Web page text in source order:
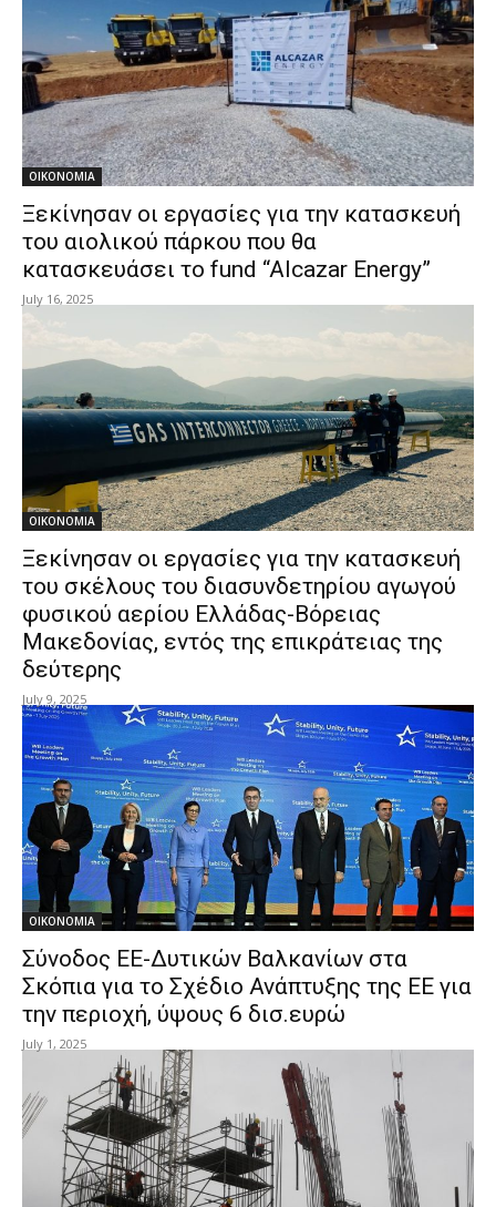
ΟΙΚΟΝΟΜΙΑ
Ξεκίνησαν οι εργασίες για την κατασκευή
του αιολικού πάρκου που θα
κατασκευάσει το fund “Alcazar Energy”
July 16, 2025
ΟΙΚΟΝΟΜΙΑ
Ξεκίνησαν οι εργασίες για την κατασκευή
του σκέλους του διασυνδετηρίου αγωγού
φυσικού αερίου Ελλάδας-Βόρειας
Μακεδονίας, εντός της επικράτειας της
δεύτερης
July 9, 2025
ΟΙΚΟΝΟΜΙΑ
Σύνοδος ΕΕ-Δυτικών Βαλκανίων στα
Σκόπια για το Σχέδιο Ανάπτυξης της ΕΕ για
την περιοχή, ύψους 6 δισ.ευρώ
July 1, 2025